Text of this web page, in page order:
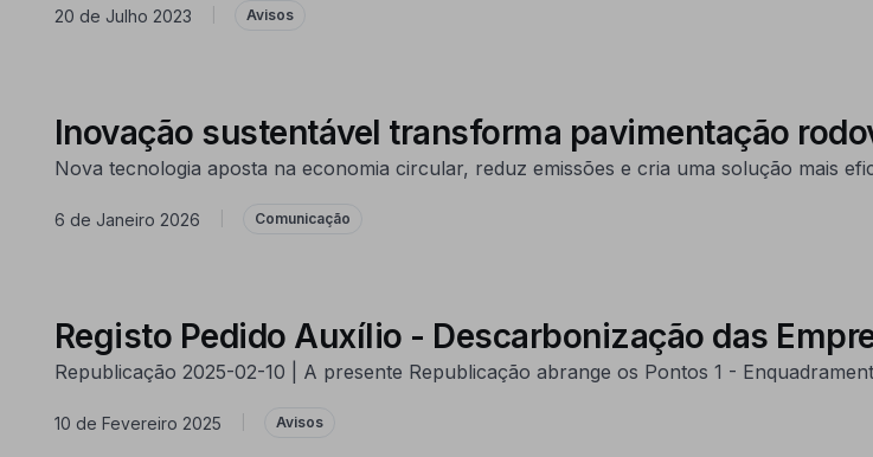
20 de Julho 2023 Avisos
Inovação sustentável transforma pavimentação
Nova tecnologia aposta na economia circular, reduz emissões e cria uma solução mais
6 de Janeiro 2026 Comunicação
Registo Pedido Auxílio - Descarbonização das
Republicação 2025-02-10 | A presente Republicação abrange os Pontos 1 -
10 de Fevereiro 2025 Avisos